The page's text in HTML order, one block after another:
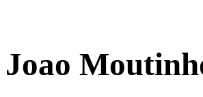
Joao